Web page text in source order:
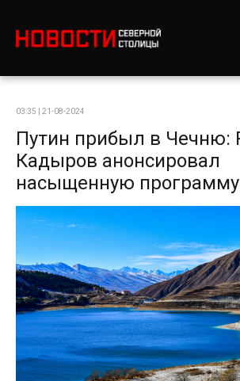
03:35 | 21-08-2024
Путин прибыл в Чечню:
Кадыров анонсировал
насыщенную программу